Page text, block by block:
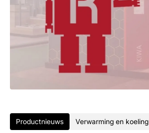
Productnieuws Verwarming en koeling